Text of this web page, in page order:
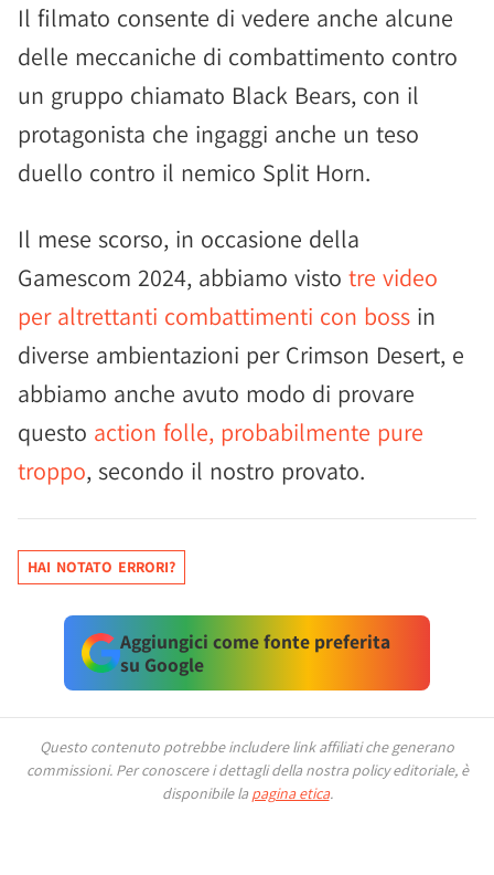
Il filmato consente di vedere anche alcune
delle meccaniche di combattimento contro
un gruppo chiamato Black Bears, con il
protagonista che ingaggi anche un teso
duello contro il nemico Split Horn.
Il mese scorso, in occasione della
Gamescom 2024, abbiamo visto tre video
per altrettanti combattimenti con boss in
diverse ambientazioni per Crimson Desert, e
abbiamo anche avuto modo di provare
questo action folle, probabilmente pure
troppo, secondo il nostro provato.
HAI NOTATO ERRORI?
Aggiungici come fonte preferita
su Google
Questo contenuto potrebbe includere link affiliati che generano
commissioni. Per conoscere i dettagli della nostra policy editoriale, è
disponibile la pagina etica.